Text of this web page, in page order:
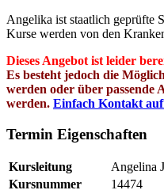
Angelika ist staatlich geprüfte
Kurse werden von den
Dieses Angebot ist leider
Es besteht jedoch die
werden oder über passende
werden. Einfach Kontakt
Termin Eigenschaften
Kursleitung
Angelina
Kursnummer
14474